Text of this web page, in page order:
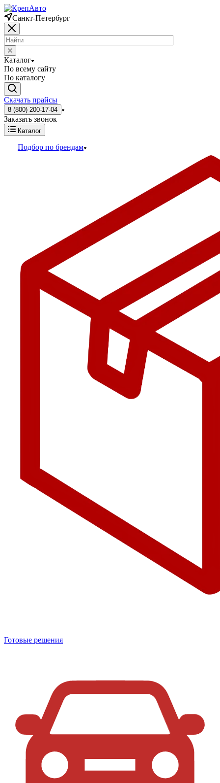
Санкт-Петербург
Каталог
По всему сайту
По каталогу
Скачать прайсы
8 (800) 200-17-04
Заказать звонок
Каталог
Подбор по брендам
Готовые решения